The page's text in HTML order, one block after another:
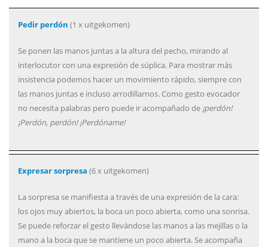
Pedir perdón (1 x uitgekomen)
Se ponen las manos juntas a la altura del pecho, mirando al
interlocutor con una expresión de súplica. Para mostrar más
insistencia podemos hacer un movimiento rápido, siempre con
las manos juntas e incluso arrodillarnos. Como gesto evocador
no necesita palabras pero puede ir acompañado de ¡perdón!
¡Perdón, perdón! ¡Perdóname!
Expresar sorpresa (6 x uitgekomen)
La sorpresa se manifiesta a través de una expresión de la cara:
los ojos muy abiertos, la boca un poco abierta, como una sonrisa.
Se puede reforzar el gesto llevándose las manos a las mejillas o la
mano a la boca que se mantiene un poco abierta. Se acompaña